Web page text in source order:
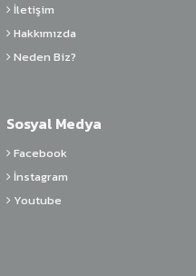
İletişim
Hakkımızda
Neden Biz?
Sosyal Medya
Facebook
İnstagram
Youtube